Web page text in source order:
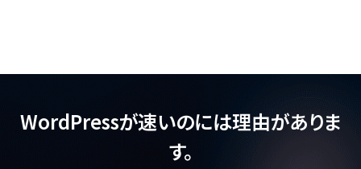
WordPressが速いのには理由がありま
す。